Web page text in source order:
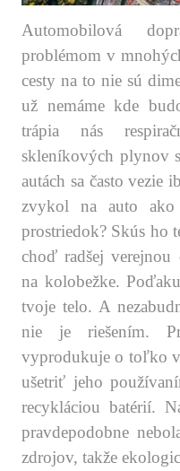
Automobilová
problémom v
cesty na to nie sú
už nemáme kde
trápia nás
skleníkových plynov
autách sa často vezie
zvykol na auto ako
prostriedok? Skús ho
choď radšej
na kolobežke.
tvoje telo. A
nie je riešením.
vyprodukuje o toľko
ušetriť jeho
recykláciou batérií.
pravdepodobne
zdrojov, takže